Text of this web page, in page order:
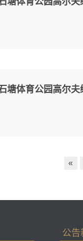
塘体育公园高尔
«
公告